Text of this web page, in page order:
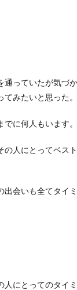
通っていたが気づ
みたいと思った。
に何人もいます。
の人にとってベス
出会いも全てタイ
人にとってのタイ